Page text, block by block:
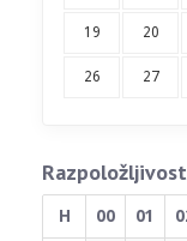
19 20
26 27
H 00 01